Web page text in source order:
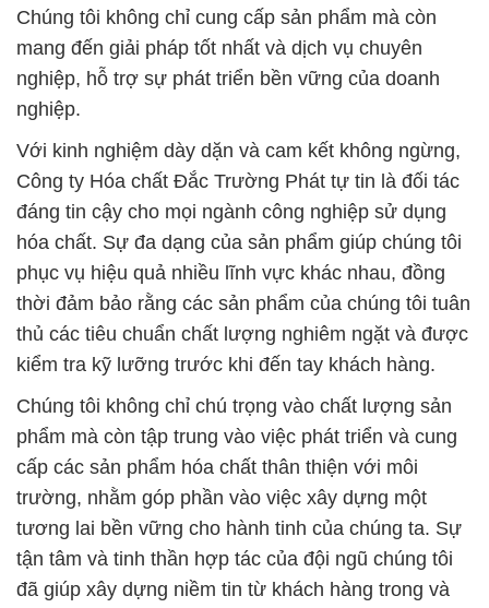
Chúng tôi không chỉ cung cấp sản phẩm mà còn
mang đến giải pháp tốt nhất và dịch vụ chuyên
nghiệp, hỗ trợ sự phát triển bền vững của doanh
nghiệp.
Với kinh nghiệm dày dặn và cam kết không ngừng,
Công ty Hóa chất Đắc Trường Phát tự tin là đối tác
đáng tin cậy cho mọi ngành công nghiệp sử dụng
hóa chất. Sự đa dạng của sản phẩm giúp chúng tôi
phục vụ hiệu quả nhiều lĩnh vực khác nhau, đồng
thời đảm bảo rằng các sản phẩm của chúng tôi tuân
thủ các tiêu chuẩn chất lượng nghiêm ngặt và được
kiểm tra kỹ lưỡng trước khi đến tay khách hàng.
Chúng tôi không chỉ chú trọng vào chất lượng sản
phẩm mà còn tập trung vào việc phát triển và cung
cấp các sản phẩm hóa chất thân thiện với môi
trường, nhằm góp phần vào việc xây dựng một
tương lai bền vững cho hành tinh của chúng ta. Sự
tận tâm và tinh thần hợp tác của đội ngũ chúng tôi
đã giúp xây dựng niềm tin từ khách hàng trong và